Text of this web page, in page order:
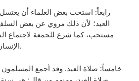
العيد؛ لأن ذلك مروي عن بعض
مستحب، كما شرع للجمعة لاجتماع
الإنسان لكان ذلك جيداً.